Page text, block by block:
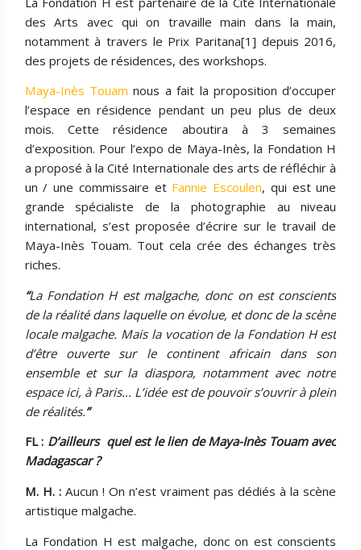
des Arts avec qui on travaille main dans la main,
notamment à travers le Prix Paritana[1] depuis 2016,
des projets de résidences, des workshops.
Maya-Inès Touam nous a fait la proposition d’occuper
l’espace en résidence pendant un peu plus de deux
mois. Cette résidence aboutira à 3 semaines
d’exposition. Pour l’expo de Maya-Inès, la Fondation H
a proposé à la Cité Internationale des arts de réfléchir à
un / une commissaire etFannie Escoulen, qui est une
grande spécialiste de la photographie au niveau
international, s’est proposée d’écrire sur le travail de
Maya-Inès Touam. Tout cela crée des échanges très
riches.
“La Fondation H est malgache, donc on est conscients
de la réalité dans laquelle on évolue, et donc de la scène
locale malgache. Mais la vocation de la Fondation H est
d’être ouverte sur le continent africain dans son
ensemble et sur la diaspora, notamment avec notre
espace ici, à Paris… L’idée est de pouvoir s’ouvrir à plein
de réalités.”
FL : D’ailleurs quel est le lien de Maya-Inès Touam avec
Madagascar ?
M. H. : Aucun ! On n’est vraiment pas dédiés à la scène
artistique malgache.
La Fondation H est malgache, donc on est conscients